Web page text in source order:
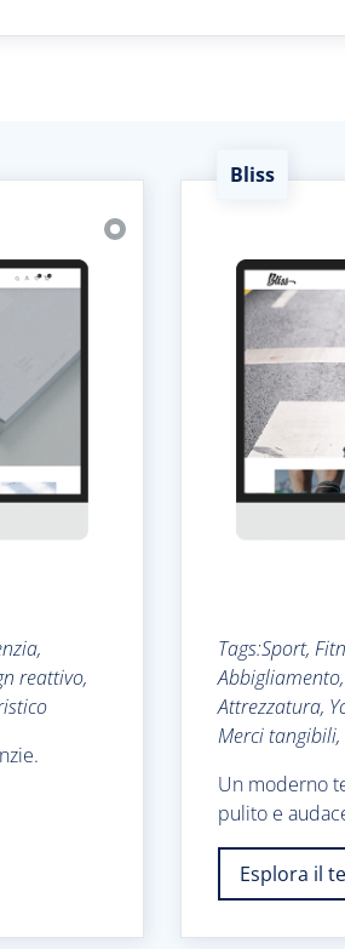
reattivo,
Bliss
Tags:Sport,
Attrezzatura,
Merci tangibili,
Un moderno
pulito e
Esplora il